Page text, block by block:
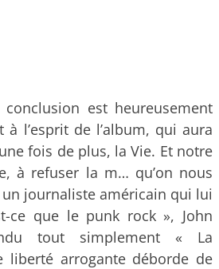
est heureusement
à l’esprit de l’album, qui aura
fois de plus, la Vie. Et notre
à refuser la m… qu’on nous
journaliste américain qui lui
ce que le punk rock », John
tout simplement « La
liberté arrogante déborde de